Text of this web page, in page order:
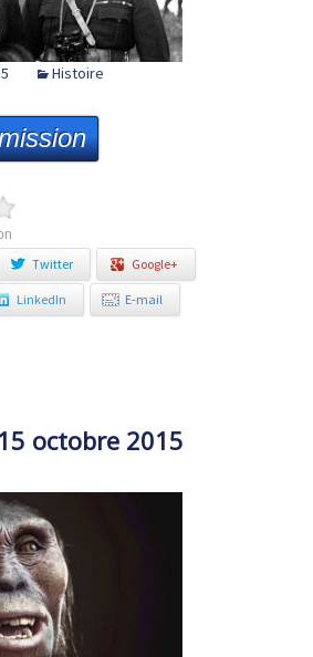
Histoire
Twitter Google+
LinkedIn E-mail
octobre 2015